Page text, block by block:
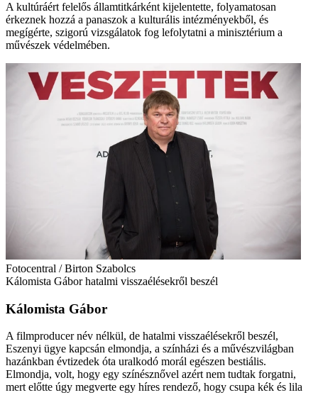
A kultúráért felelős államtitkárként kijelentette, folyamatosan
érkeznek hozzá a panaszok a kulturális intézményekből, és
megígérte, szigorú vizsgálatok fog lefolytatni a minisztérium a
művészek védelmében.
Fotocentral / Birton Szabolcs
Kálomista Gábor hatalmi visszaélésekről beszél
Kálomista Gábor
A filmproducer név nélkül, de hatalmi visszaélésekről beszél,
Eszenyi ügye kapcsán elmondja, a színházi és a művészvilágban
hazánkban évtizedek óta uralkodó morál egészen bestiá­lis.
Elmondja, volt, hogy egy színésznővel azért nem tudtak forgatni,
mert előtte úgy megverte egy híres rendező, hogy csupa kék és lila